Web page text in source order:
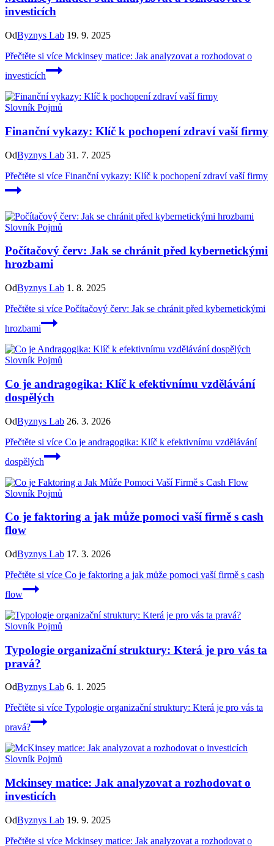
investicích
OdByznys Lab 19. 9. 2025
Přečtěte si více Mckinsey matice: Jak analyzovat a rozhodovat o
investicích
Slovník Pojmů
Finanční vykazy: Klíč k pochopení zdraví vaší firmy
OdByznys Lab 31. 7. 2025
Přečtěte si více Finanční vykazy: Klíč k pochopení zdraví vaší firmy
Slovník Pojmů
Počítačový červ: Jak se chránit před kybernetickými
hrozbami
OdByznys Lab 1. 8. 2025
Přečtěte si více Počítačový červ: Jak se chránit před kybernetickými
hrozbami
Slovník Pojmů
Co je andragogika: Klíč k efektivnímu vzdělávání
dospělých
OdByznys Lab 26. 3. 2026
Přečtěte si více Co je andragogika: Klíč k efektivnímu vzdělávání
dospělých
Slovník Pojmů
Co je faktoring a jak může pomoci vaší firmě s cash
flow
OdByznys Lab 17. 3. 2026
Přečtěte si více Co je faktoring a jak může pomoci vaší firmě s cash
flow
Slovník Pojmů
Typologie organizační struktury: Která je pro vás ta
pravá?
OdByznys Lab 6. 1. 2025
Přečtěte si více Typologie organizační struktury: Která je pro vás ta
pravá?
Slovník Pojmů
Mckinsey matice: Jak analyzovat a rozhodovat o
investicích
OdByznys Lab 19. 9. 2025
Přečtěte si více Mckinsey matice: Jak analyzovat a rozhodovat o